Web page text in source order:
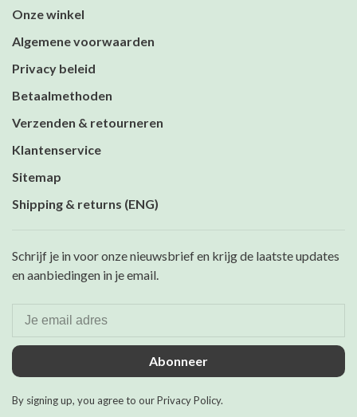
Onze winkel
Algemene voorwaarden
Privacy beleid
Betaalmethoden
Verzenden & retourneren
Klantenservice
Sitemap
Shipping & returns (ENG)
Schrijf je in voor onze nieuwsbrief en krijg de laatste updates
en aanbiedingen in je email.
Abonneer
By signing up, you agree to our Privacy Policy.